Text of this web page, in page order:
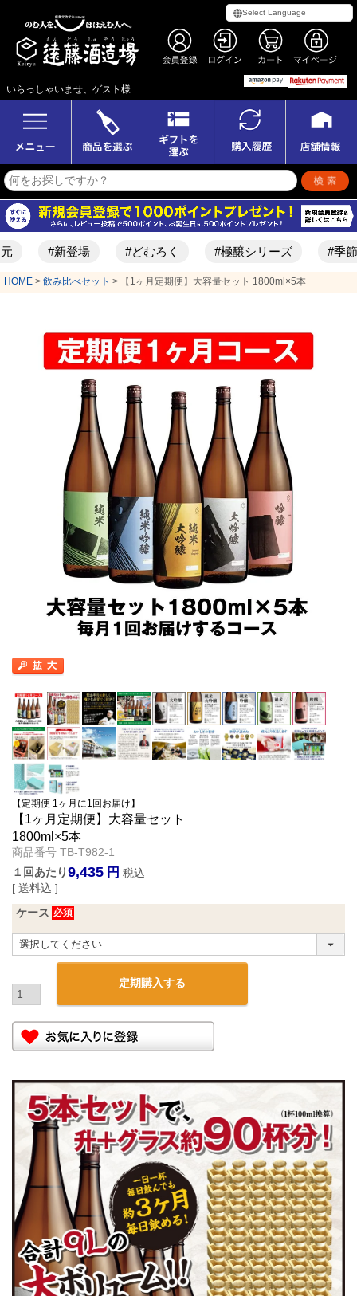
いらっしゃいませ、ゲスト様
登場 #どむろく #極醸シリーズ #季節限定酒
HOME 飲み比べセット 【1ヶ月定期便】大容量セット 1800ml×5本
【定期便 1ヶ月に1回お届け】
【1ヶ月定期便】大容量セット
1800ml×5本
商品番号 TB-T982-1
１回あたり9,435
税込
送料込
ケース
定期購入する